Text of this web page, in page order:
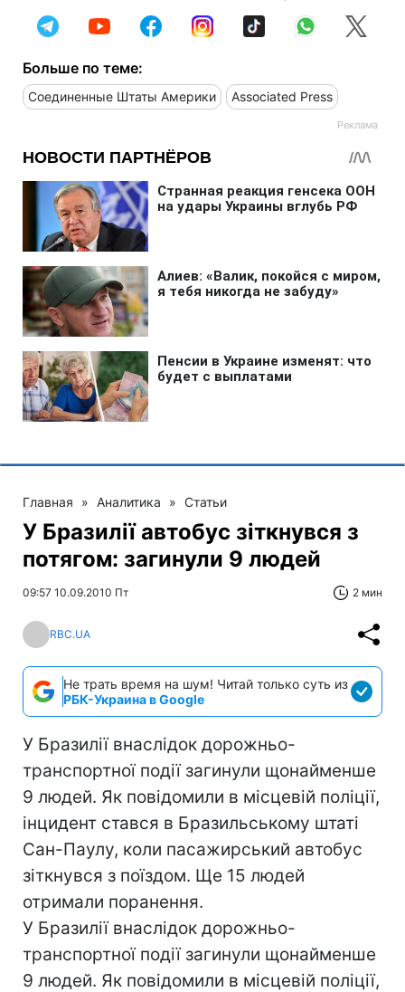
Больше по теме:
Соединенные Штаты Америки Associated Press
Главная » Аналитика » Статьи
У Бразилії автобус зіткнувся з
потягом: загинули 9 людей
09:57 10.09.2010 Пт 2 мин
RBC.UA
Не трать время на шум! Читай только суть из
РБК-Украина в Google
У Бразилії внаслідок дорожньо-
транспортної події загинули щонайменше
9 людей. Як повідомили в місцевій поліції,
інцидент стався в Бразильському штаті
Сан-Паулу, коли пасажирський автобус
зіткнувся з поїздом. Ще 15 людей
отримали поранення.
У Бразилії внаслідок дорожньо-
транспортної події загинули щонайменше
9 людей. Як повідомили в місцевій поліції,